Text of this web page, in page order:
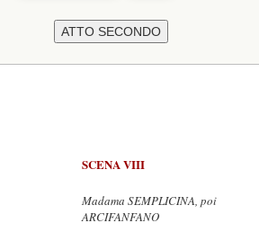
SCENA VIII
Madama SEMPLICINA, poi
ARCIFANFANO